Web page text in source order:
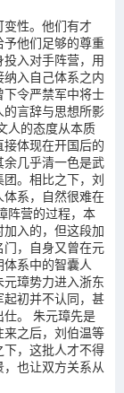
变性。他们有才
他们足够的尊重
入对手阵营，用
入自己体系之内
令严禁军中将士
言辞与思想所影
人的态度从本质
接体现在开国后的
几乎清一色是武
。相比之下，刘
系，自然很难在
阵营的过程，本
入的，但这段加
，自身又曾在元
系中的智囊人
璋势力进入浙东
初并不认同，甚
。 朱元璋先是
之后，刘伯温等
，这批人才不得
也让双方关系从